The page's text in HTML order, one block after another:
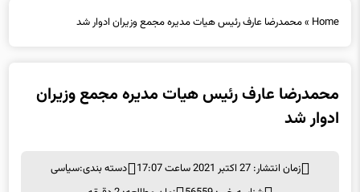
Home
»محمدرضا عارف رئیس هیات مدیره مجمع وزیران ادوار شد
محمدرضا عارف رئیس هیات مدیره مجمع وزیران
ادوار شد
زمان انتشار: 27 اکتبر 2021 ساعت 17:07 دسته بندی:سیاسی